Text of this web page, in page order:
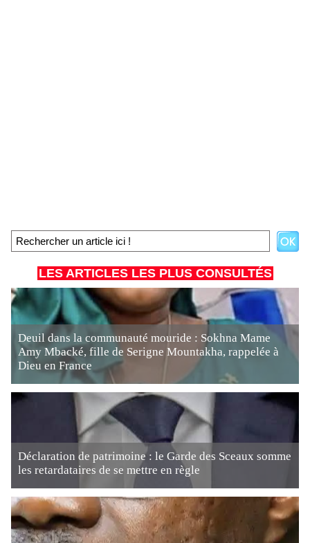
LES ARTICLES LES PLUS CONSULTÉS
Deuil dans la communauté mouride : Sokhna Mame
Amy Mbacké, fille de Serigne Mountakha, rappelée à
Dieu en France
Déclaration de patrimoine : le Garde des Sceaux somme
les retardataires de se mettre en règle